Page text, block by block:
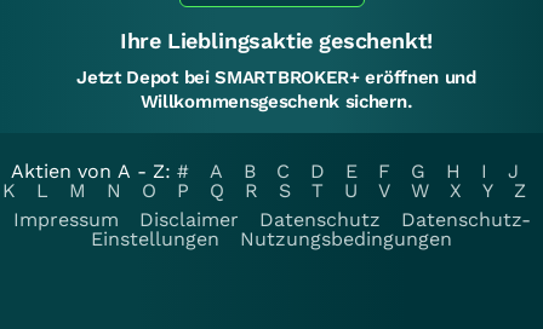
Ihre Lieblingsaktie geschenkt!
Jetzt Depot bei SMARTBROKER+ eröffnen und
Willkommensgeschenk sichern.
Aktien von A - Z: # A B C D E F G H I
J
K
L M N O P Q R S T U V W X Y
Z
Impressum
Disclaimer Datenschutz
Datenschutz-
Einstellungen
Nutzungsbedingungen